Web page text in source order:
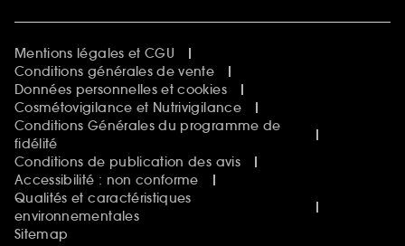
Mentions légales et CGU
Conditions générales de vente
Données personnelles et cookies
Cosmétovigilance et Nutrivigilance
Conditions Générales du programme de
fidélité
Conditions de publication des avis
Accessibilité : non conforme
Qualités et caractéristiques
environnementales
Sitemap